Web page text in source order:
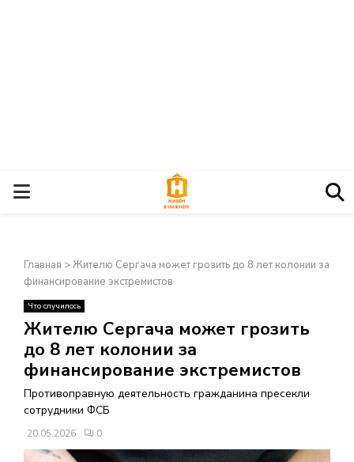
О
Н
О
В
Н
О
Главная >Жителю Сергача может грозить до 8 лет колонии за
финансирование экстремистов
Что случилось
Жителю Сергача может грозить
до 8 лет колонии за
финансирование экстремистов
Противоправную деятельность гражданина пресекли
сотрудники ФСБ
20.05.2026 0